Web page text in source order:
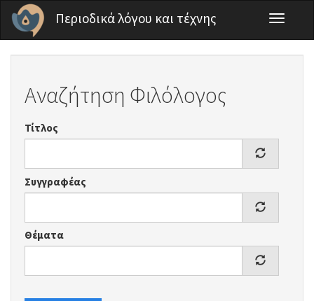
Παράκαμψη προς το κυρίως περιεχόμενο
Περιοδικά λόγου και τέχνης
Toggle
Αναζήτηση Φιλόλογος
Τίτλος
Συγγραφέας
Θέματα